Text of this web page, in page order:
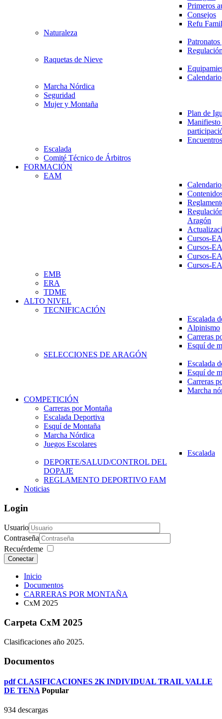
Primeros
Consejos
Refu
Naturaleza
Raquetas de Nieve
Calendario
Marcha Nórdica
Seguridad
Mujer y Montaña
Plan de
Escalada
Comité Técnico de Árbitros
FORMACIÓN
EAM
Aragón
Cursos-
Cursos-
Cursos-
Cursos-
EMB
ERA
TDME
ALTO NIVEL
TECNIFICACIÓN
Escalada
Alpinismo
Carreras
Esquí de
SELECCIONES DE ARAGÓN
Escalada
Esquí de
Carreras
Marcha
COMPETICIÓN
Carreras por Montaña
Escalada Deportiva
Esquí de Montaña
Marcha Nórdica
Juegos Escolares
Escalada
DEPORTE/SALUD/CONTROL DEL
DOPAJE
REGLAMENTO DEPORTIVO FAM
Noticias
Login
Usuario
Contraseña
Recuérdeme
Conectar
Inicio
Documentos
CARRERAS POR MONTAÑA
CxM 2025
Carpeta CxM 2025
Clasificaciones año 2025.
Documentos
pdf CLASIFICACIONES 2K INDIVIDUAL TRAIL VALLE
DE TENA Popular
934 descargas